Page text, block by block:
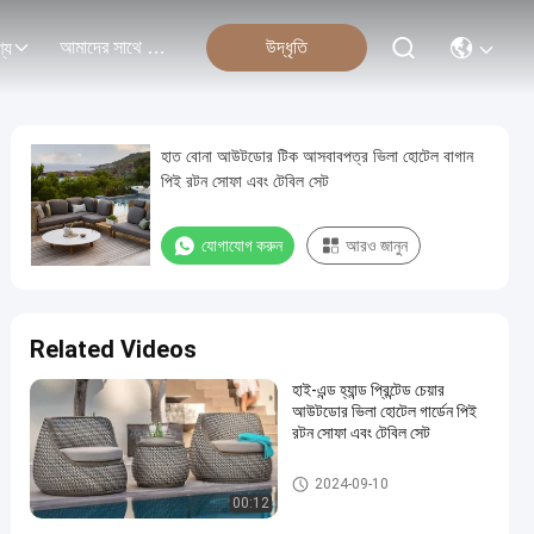
আমাদের সাথে যোগাযোগ উদ্ধৃতি
হাত বোনা আউটডোর টিক আসবাবপত্র ভিলা হোটেল বাগান
পিই রটন সোফা এবং টেবিল সেট
যোগাযোগ করুন আরও জানুন
Related Videos
00:12
হাই-এন্ড হ্যান্ড প্রিন্টেড চেয়ার
আউটডোর ভিলা হোটেল গার্ডেন পিই
রটন সোফা এবং টেবিল সেট
Aluminum Table And Sofa
2024-09-10